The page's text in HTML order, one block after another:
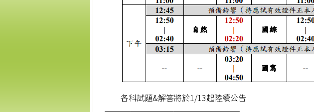
各科試題&解答將於1/13起陸續公告